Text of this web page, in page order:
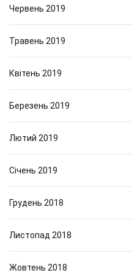
Червень 2019
Травень 2019
Квітень 2019
Березень 2019
Лютий 2019
Січень 2019
Грудень 2018
Листопад 2018
Жовтень 2018